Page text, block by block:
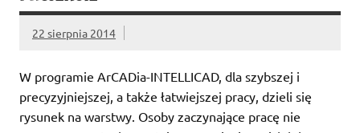
22 sierpnia 2014
W programie ArCADia-INTELLICAD, dla szybszej i
precyzyjniejszej, a także łatwiejszej pracy, dzieli się
rysunek na warstwy. Osoby zaczynające pracę nie